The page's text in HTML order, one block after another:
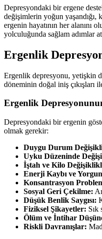
Depresyondaki bir ergene
değişimlerin yoğun yaşandığı,
ergenin hayatının her
yolculuğunda sağlam adımlar
Ergenlik
Ergenlik depresyonu, yetişkin
döneminin doğal iniş çıkışları
Ergenlik
Depresyondaki bir ergenin
olmak gerekir:
Duygu Durum
Uyku Düzeninde
İştah ve Kilo
Enerji Kaybı ve
Konsantrasyon
Sosyal Geri Çekilme:
Düşük Benlik Saygısı:
Fiziksel Şikayetler: Sık
Ölüm ve İntihar
Riskli Davranışlar: